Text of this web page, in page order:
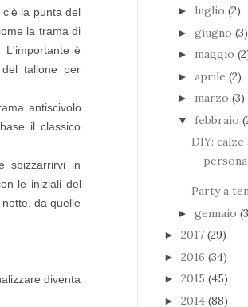
la punta del
la trama di
L'importante è
tallone per
antiscivolo
il classico
sbizzarrirvi in
le iniziali del
da quelle
diventa
► luglio (2)
► giugno (3)
► maggio
► aprile (2)
► marzo (3)
▼ febbraio
DIY:
Party a
► gennaio
► 2017 (29)
► 2016 (34)
► 2015 (45)
► 2014 (88)